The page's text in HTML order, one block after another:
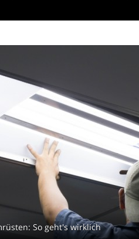
So geht's wirklich